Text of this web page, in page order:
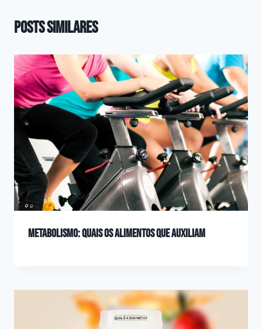
Posts Similares
Metabolismo: quais os alimentos que auxiliam